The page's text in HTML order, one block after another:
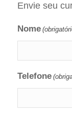
Envie seu
Nome
Telefone